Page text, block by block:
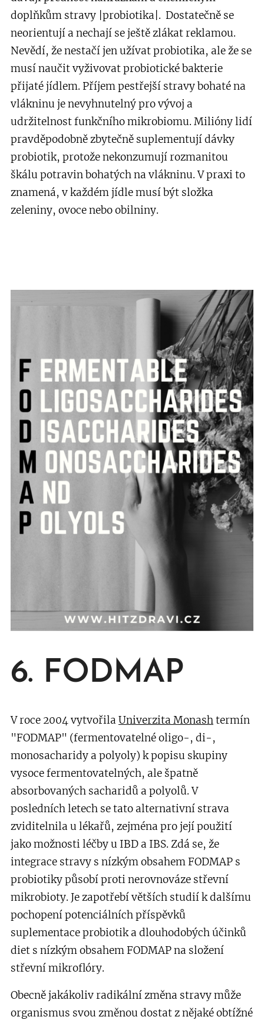
doplňkům stravy |probiotika|. Dostatečně se
neorientují a nechají se ještě zlákat reklamou.
Nevědí, že nestačí jen užívat probiotika, ale že se
musí naučit vyživovat probiotické bakterie
přijaté jídlem. Příjem pestřejší stravy bohaté na
vlákninu je nevyhnutelný pro vývoj a
udržitelnost funkčního mikrobiomu. Milióny lidí
pravděpodobně zbytečně suplementují dávky
probiotik, protože nekonzumují rozmanitou
škálu potravin bohatých na vlákninu. V praxi to
znamená, v každém jídle musí být složka
zeleniny, ovoce nebo obilniny.
6. FODMAP
V roce 2004 vytvořila Univerzita Monashtermín
"FODMAP" (fermentovatelné oligo-, di-,
monosacharidy a polyoly) k popisu skupiny
vysoce fermentovatelných, ale špatně
absorbovaných sacharidů a polyolů. V
posledních letech se tato alternativní strava
zviditelnila u lékařů, zejména pro její použití
jako možnosti léčby u IBD a IBS. Zdá se, že
integrace stravy s nízkým obsahem FODMAP s
probiotiky působí proti nerovnováze střevní
mikrobioty. Je zapotřebí větších studií k dalšímu
pochopení potenciálních příspěvků
suplementace probiotik a dlouhodobých účinků
diet s nízkým obsahem FODMAP na složení
střevní mikroflóry.
Obecně jakákoliv radikální změna stravy může
organismus svou změnou dostat z nějaké obtížné